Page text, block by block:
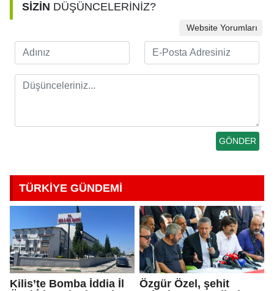
SİZİN DÜŞÜNCELERİNİZ?
Website Yorumları
TÜRKİYE GÜNDEMİ
Kilis’te Bomba İddia İl
Özgür Özel, şehit